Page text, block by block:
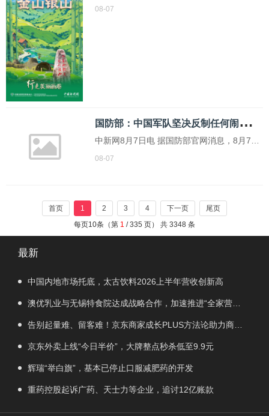
江省委书记的习近平同志首次提出“绿水青山
08-07
国
防部：中国军队坚决反制任何闹海挑衅图谋
中新网8月7日电 据国防部官网消息，8月7日
下午，国防部新闻发言人陈曦大校就近期涉
08-07
首页 1 2 3 4 下一页
尾页
每页10条（第 1 / 335 页） 共 3348 条
最新
中国内地市场托底，太古饮料2026上半年营收创新高
澳优乳业与无锡特食院达成战略合作，加速推进“全家营
养”战略
告别起量难、留客难！京东商家成长PLUS方法论助力商家
跑出确定性增长路径
京东外卖上线“今日半价”，大牌整点秒杀低至9.9元
辉瑞“举白旗”，基本已停止口服减肥药的开发
重药控股起诉广药、天士力等企业，追讨12亿账款